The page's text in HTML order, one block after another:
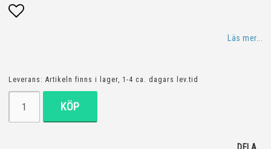
Läs mer...
Leverans: Artikeln finns i lager, 1-4 ca. dagars lev.tid
KÖP